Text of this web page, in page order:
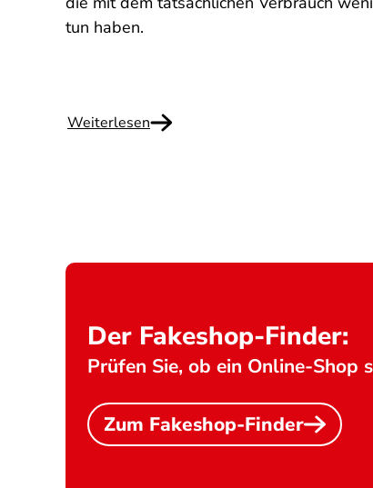
tun haben.
Weiterlesen
Der Fakeshop-Finder:
Prüfen Sie, ob ein Online-Shop
Zum Fakeshop-Finder